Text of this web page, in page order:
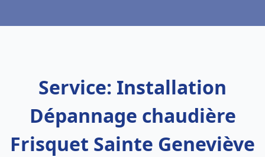
Service: Installation
Dépannage chaudière
Frisquet Sainte Geneviève